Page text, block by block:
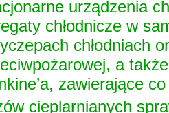
urządzenia
chłodnicze w
chłodniach
a
zawierające
cieplarnianych